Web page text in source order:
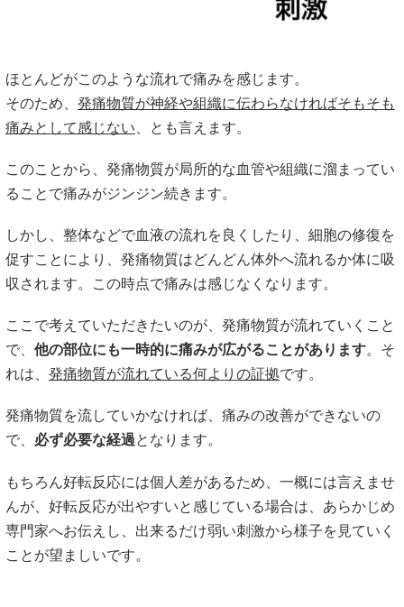
ほとんどがこのような流れで痛みを感じます。
そのため、 発痛物質が神経や組織に伝わらなければそもそも
痛みとして感じない 、とも言えます。
このことから、発痛物質が局所的な血管や組織に溜まってい
ることで痛みがジンジン続きます。
しかし、整体などで血液の流れを良くしたり、細胞の修復を
促すことにより、発痛物質はどんどん体外へ流れるか体に吸
収されます。この時点で痛みは感じなくなります。
ここで考えていただきたいのが、発痛物質が流れていくこと
で、 他の部位にも一時的に痛みが広がることがあります。そ
れは、 発痛物質が流れている何よりの証拠です。
発痛物質を流していかなければ、痛みの改善ができないの
で、 必ず必要な経過となります。
もちろん好転反応には個人差があるため、一概には言えませ
んが、好転反応が出やすいと感じている場合は、あらかじめ
専門家へお伝えし、出来るだけ弱い刺激から様子を見ていく
ことが望ましいです。